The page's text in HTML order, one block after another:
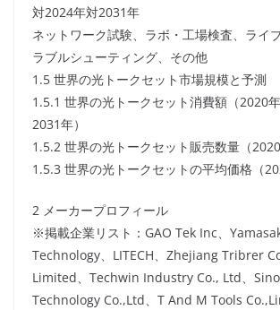
対2024年対2031年
ネットワーク試験、ラボ・工場検査、ライ
ラブルシューティング、その他
1.5 世界の光トークセット市場規模と予測
1.5.1 世界の光トークセット消費額（2020
2031年）
1.5.2 世界の光トークセット販売数量（2020
1.5.3 世界の光トークセットの平均価格（
2 メーカープロフィール
※掲載企業リスト：GAO Tek Inc、
Technology、LITECH、Zhejiang Tribrer
Limited、Techwin Industry Co., Ltd、
Technology Co.,Ltd、T And M Tools